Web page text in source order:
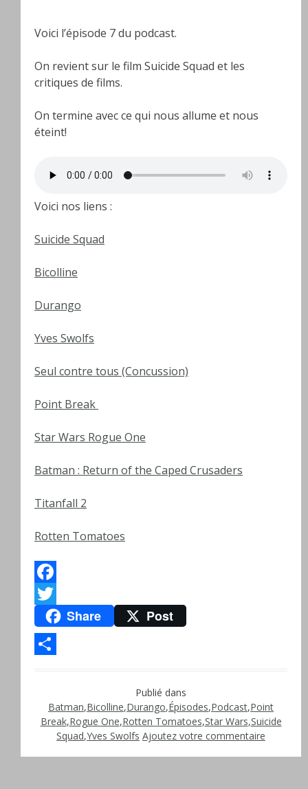
Voici l’épisode 7 du podcast.
On revient sur le film Suicide Squad et les
critiques de films.
On termine avec ce qui nous allume et nous
éteint!
Voici nos liens :
Suicide Squad
Bicolline
Durango
Yves Swolfs
Seul contre tous (Concussion)
Point Break
Star Wars Rogue One
Batman : Return of the Caped Crusaders
Titanfall 2
Rotten Tomatoes
Facebook
TwitterShare Post
Publié dans
Batman,Bicolline,Durango,Épisodes,Podcast,Point
Break,Rogue One,Rotten Tomatoes,Star Wars,Suicide
Squad,Yves Swolfs Ajoutez votre commentaire